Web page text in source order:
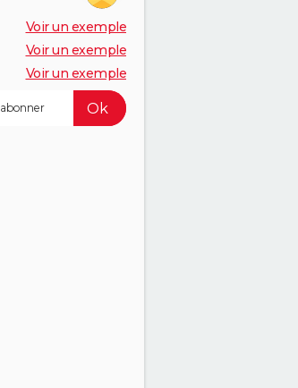
Voir un exemple
Voir un exemple
Voir un exemple